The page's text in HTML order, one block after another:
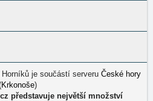
je součástí serveru České hory
Krkonoše)
představuje největší množství